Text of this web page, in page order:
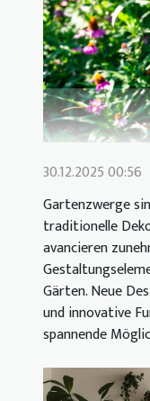
30.12.2025 00:56
Gartenzwerge
traditionelle
avancieren
Gärten. Neue
und innovative
spannende